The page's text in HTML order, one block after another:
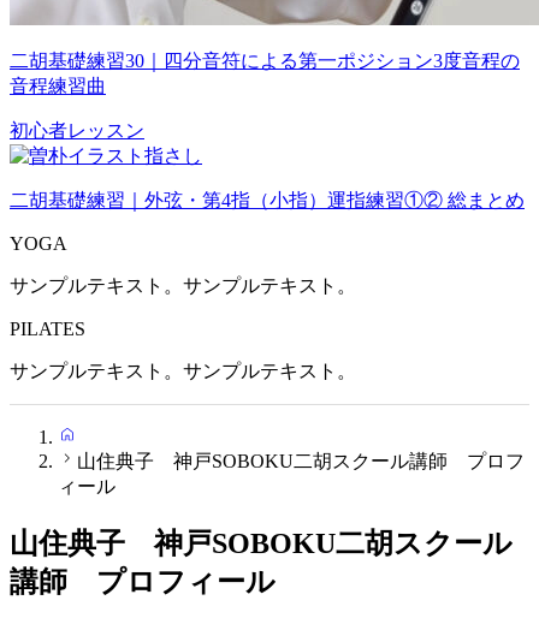
二胡基礎練習30｜四分音符による第一ポジション3度音程の
音程練習曲
初心者レッスン
二胡基礎練習｜外弦・第4指（小指）運指練習①② 総まとめ
YOGA
サンプルテキスト。サンプルテキスト。
PILATES
サンプルテキスト。サンプルテキスト。
山住典子 神戸SOBOKU二胡スクール講師 プロフ
ィール
山住典子 神戸SOBOKU二胡スクール
講師 プロフィール